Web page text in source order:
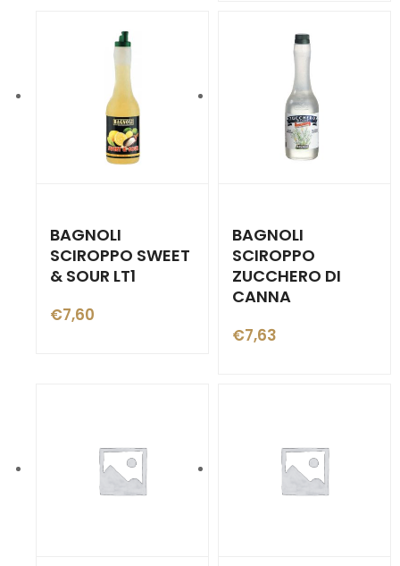
BAGNOLI
SCIROPPO SWEET
& SOUR LT1
€7,60
BAGNOLI
SCIROPPO
ZUCCHERO DI
CANNA
€7,63